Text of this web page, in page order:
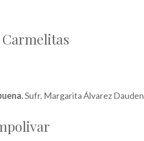
Sufr. Margarita Álvarez Dauden